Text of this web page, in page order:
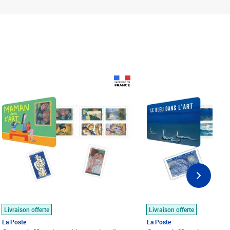
Livraison offerte
La Poste
Livraison offerte
La Poste